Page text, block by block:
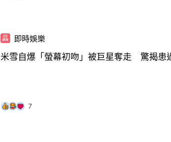
即時娛樂
米雪自爆「螢幕初吻」被巨星奪走 驚揭患
7